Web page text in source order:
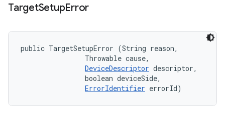
TargetSetupError
public TargetSetupError (String reason,
                Throwable cause,
DeviceDescriptor descriptor,
                boolean deviceSide,
ErrorIdentifier errorId)